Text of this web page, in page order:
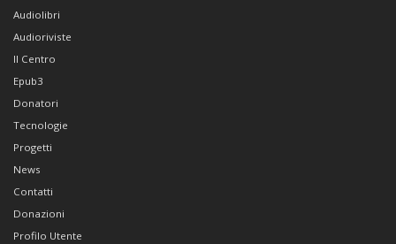
Audiolibri
Audioriviste
Il Centro
Epub3
Donatori
Tecnologie
Progetti
News
Contatti
Donazioni
Profilo Utente